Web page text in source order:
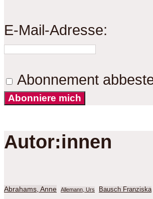
E-Mail-Adresse:
Abonnement
Abonniere mich
Autor:innen
Abrahams, Anne Allemann, Urs Bausch Franziska